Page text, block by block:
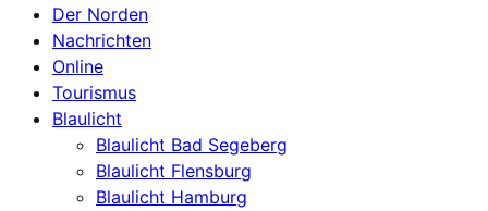
Der Norden
Nachrichten
Online
Tourismus
Blaulicht
Blaulicht Bad Segeberg
Blaulicht Flensburg
Blaulicht Hamburg